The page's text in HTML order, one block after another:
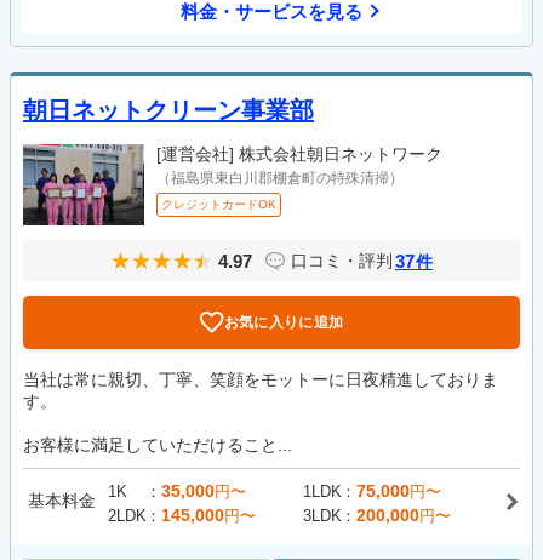
料金・サービスを見る
朝日ネットクリーン事業部
[運営会社] 株式会社朝日ネットワーク
（福島県東白川郡棚倉町の特殊清掃）
クレジットカードOK
4.97 口コミ・評判 37件
お気に入りに追加
当社は常に親切、丁寧、笑顔をモットーに日夜精進しておりま
す。
お客様に満足していただけること...
基本料金 1K 35,000円〜 1LDK 75,000円〜
2LDK
145,000円〜 3LDK 200,000円〜